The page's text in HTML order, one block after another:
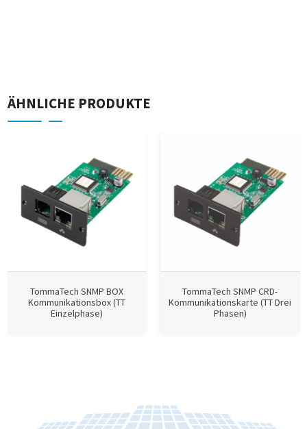
ÄHNLICHE PRODUKTE
TommaTech SNMP BOX
Kommunikationsbox (TT
Einzelphase)
TommaTech SNMP CRD-
Kommunikationskarte (TT Drei
Phasen)